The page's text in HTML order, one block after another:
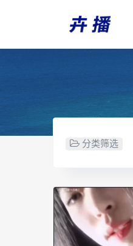
分类筛选